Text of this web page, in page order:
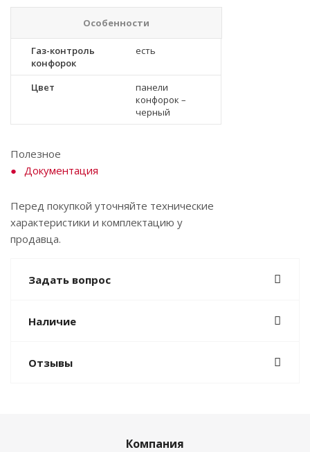
Особенности
Газ-контроль
конфорок
есть
Цвет
панели
конфорок –
черный
Полезное
Документация
Перед покупкой уточняйте технические
характеристики и комплектацию у
продавца.
Задать вопрос
Наличие
Отзывы
Компания